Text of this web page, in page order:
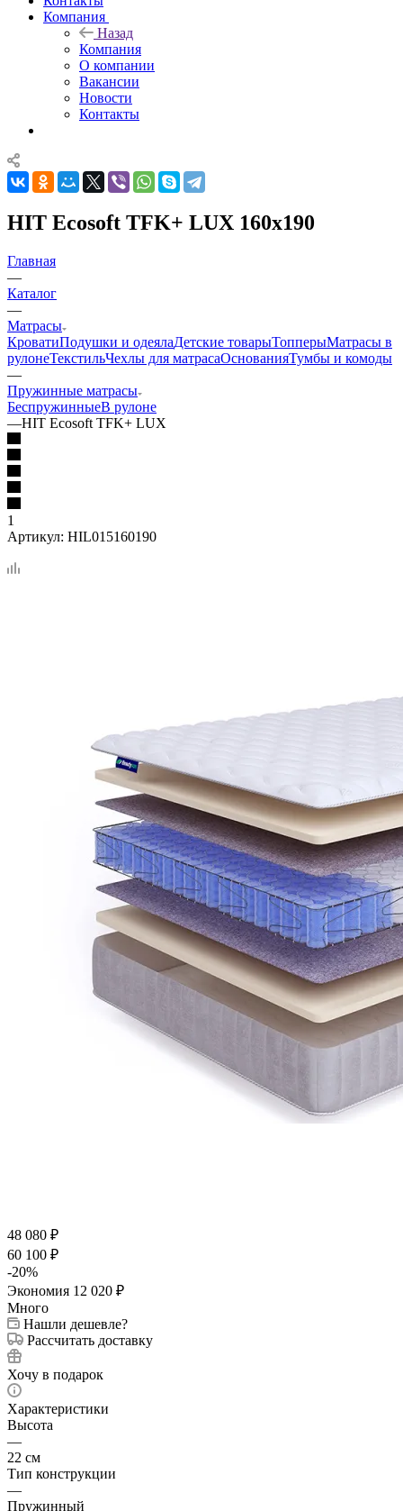
Компания
Назад
Компания
О компании
Вакансии
Новости
Контакты
HIT Ecosoft TFK+ LUX 160x190
Главная
—
Каталог
—
Матрасы
КроватиПодушки и одеялаДетские товарыТопперыМатрасы в
рулонеТекстильЧехлы для матрасаОснованияТумбы и комоды
—
Пружинные матрасы
БеспружинныеВ рулоне
—HIT Ecosoft TFK+ LUX
1
Артикул: HIL015160190
48 080 ₽
60 100 ₽
-20%
Экономия 12 020 ₽
Много
Нашли дешевле?
Рассчитать доставку
Хочу в подарок
Характеристики
Высота
—
22 см
Тип конструкции
—
Пружинный